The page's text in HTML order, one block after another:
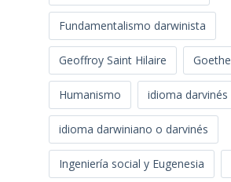
Fundamentalismo darwinista
Geoffroy Saint Hilaire Goethe
Humanismo idioma darvinés
idioma darwiniano o darvinés
Ingeniería social y Eugenesia